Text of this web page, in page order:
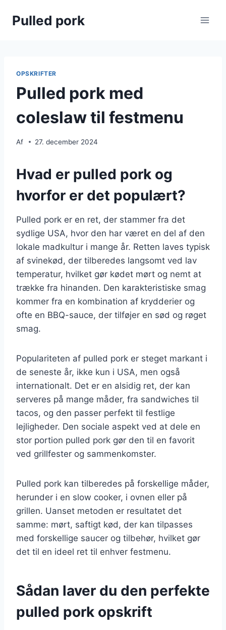
Pulled pork
OPSKRIFTER
Pulled pork med
coleslaw til festmenu
Af 27. december 2024
Hvad er pulled pork og
hvorfor er det populært?
Pulled pork er en ret, der stammer fra det
sydlige USA, hvor den har været en del af den
lokale madkultur i mange år. Retten laves typisk
af svinekød, der tilberedes langsomt ved lav
temperatur, hvilket gør kødet mørt og nemt at
trække fra hinanden. Den karakteristiske smag
kommer fra en kombination af krydderier og
ofte en BBQ-sauce, der tilføjer en sød og røget
smag.
Populariteten af pulled pork er steget markant i
de seneste år, ikke kun i USA, men også
internationalt. Det er en alsidig ret, der kan
serveres på mange måder, fra sandwiches til
tacos, og den passer perfekt til festlige
lejligheder. Den sociale aspekt ved at dele en
stor portion pulled pork gør den til en favorit
ved grillfester og sammenkomster.
Pulled pork kan tilberedes på forskellige måder,
herunder i en slow cooker, i ovnen eller på
grillen. Uanset metoden er resultatet det
samme: mørt, saftigt kød, der kan tilpasses
med forskellige saucer og tilbehør, hvilket gør
det til en ideel ret til enhver festmenu.
Sådan laver du den perfekte
pulled pork opskrift